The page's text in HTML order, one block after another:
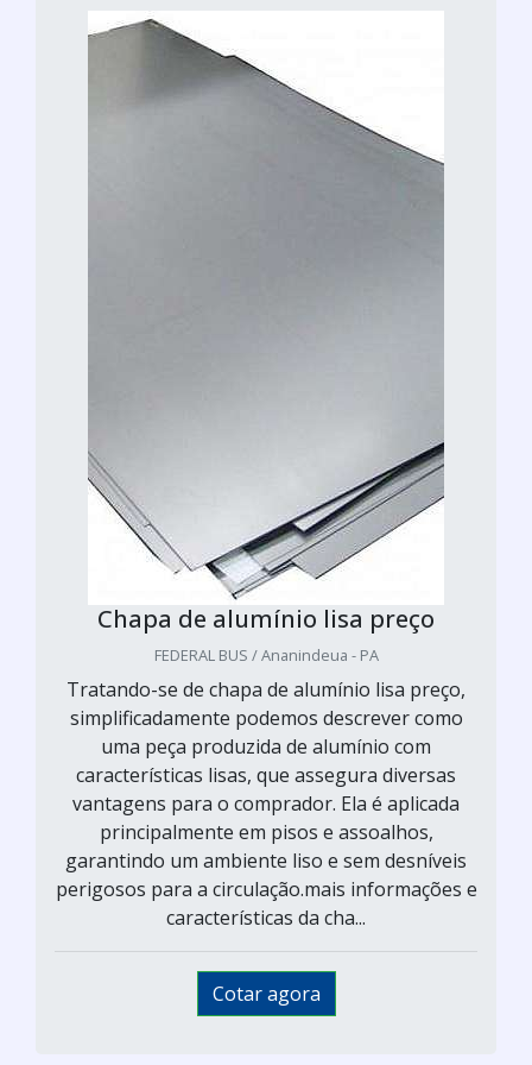
Chapa de alumínio lisa preço
FEDERAL BUS / Ananindeua - PA
Tratando-se de chapa de alumínio lisa preço,
simplificadamente podemos descrever como
uma peça produzida de alumínio com
características lisas, que assegura diversas
vantagens para o comprador. Ela é aplicada
principalmente em pisos e assoalhos,
garantindo um ambiente liso e sem desníveis
perigosos para a circulação.mais informações e
características da cha...
Cotar agora